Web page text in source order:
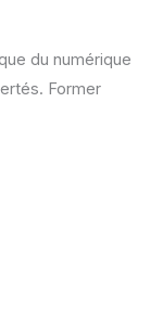
du numérique
Former